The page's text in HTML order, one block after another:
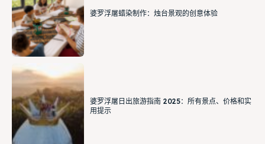
婆罗浮屠蜡染制作：烛台景观的创意体验
婆罗浮屠日出旅游指南 2025：所有景点、价格和实
用提示